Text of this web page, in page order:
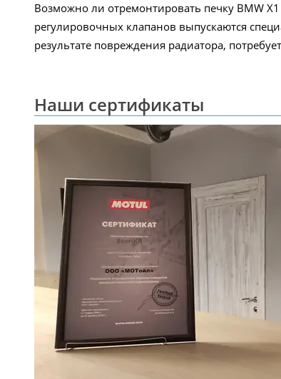
Возможно ли отремонтировать печку BMW
регулировочных клапанов выпускаются
результате повреждения радиатора,
Наши сертификаты